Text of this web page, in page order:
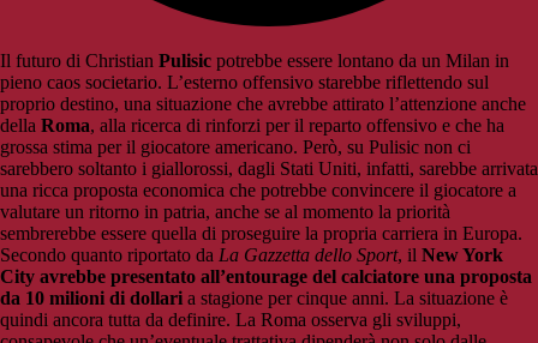
Il futuro di Christian Pulisic potrebbe essere lontano da un Milan in
pieno caos societario. L’esterno offensivo starebbe riflettendo sul
proprio destino, una situazione che avrebbe attirato l’attenzione anche
della Roma, alla ricerca di rinforzi per il reparto offensivo e che ha
grossa stima per il giocatore americano. Però, su Pulisic non ci
sarebbero soltanto i giallorossi, dagli Stati Uniti, infatti, sarebbe arrivata
una ricca proposta economica che potrebbe convincere il giocatore a
valutare un ritorno in patria, anche se al momento la priorità
sembrerebbe essere quella di proseguire la propria carriera in Europa.
Secondo quanto riportato da La Gazzetta dello Sport, il New York
City avrebbe presentato all’entourage del calciatore una proposta
da 10 milioni di dollari a stagione per cinque anni. La situazione è
quindi ancora tutta da definire. La Roma osserva gli sviluppi,